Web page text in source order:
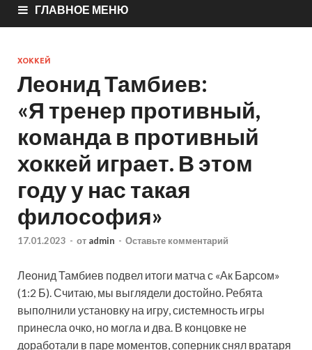
ГЛАВНОЕ МЕНЮ
ХОККЕЙ
Леонид Тамбиев:
«Я тренер противный,
команда в противный
хоккей играет. В этом
году у нас такая
философия»
17.01.2023 - от admin - Оставьте комментарий
Леонид Тамбиев подвел итоги матча с «Ак Барсом»
(1:2 Б). Считаю, мы выглядели достойно. Ребята
выполнили установку на игру, системность игры
принесла очко, но могла и два. В концовке не
доработали в паре моментов, соперник снял вратаря